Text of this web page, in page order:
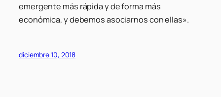
emergente más rápida y de forma más
económica, y debemos asociarnos con ellas».
diciembre 10, 2018